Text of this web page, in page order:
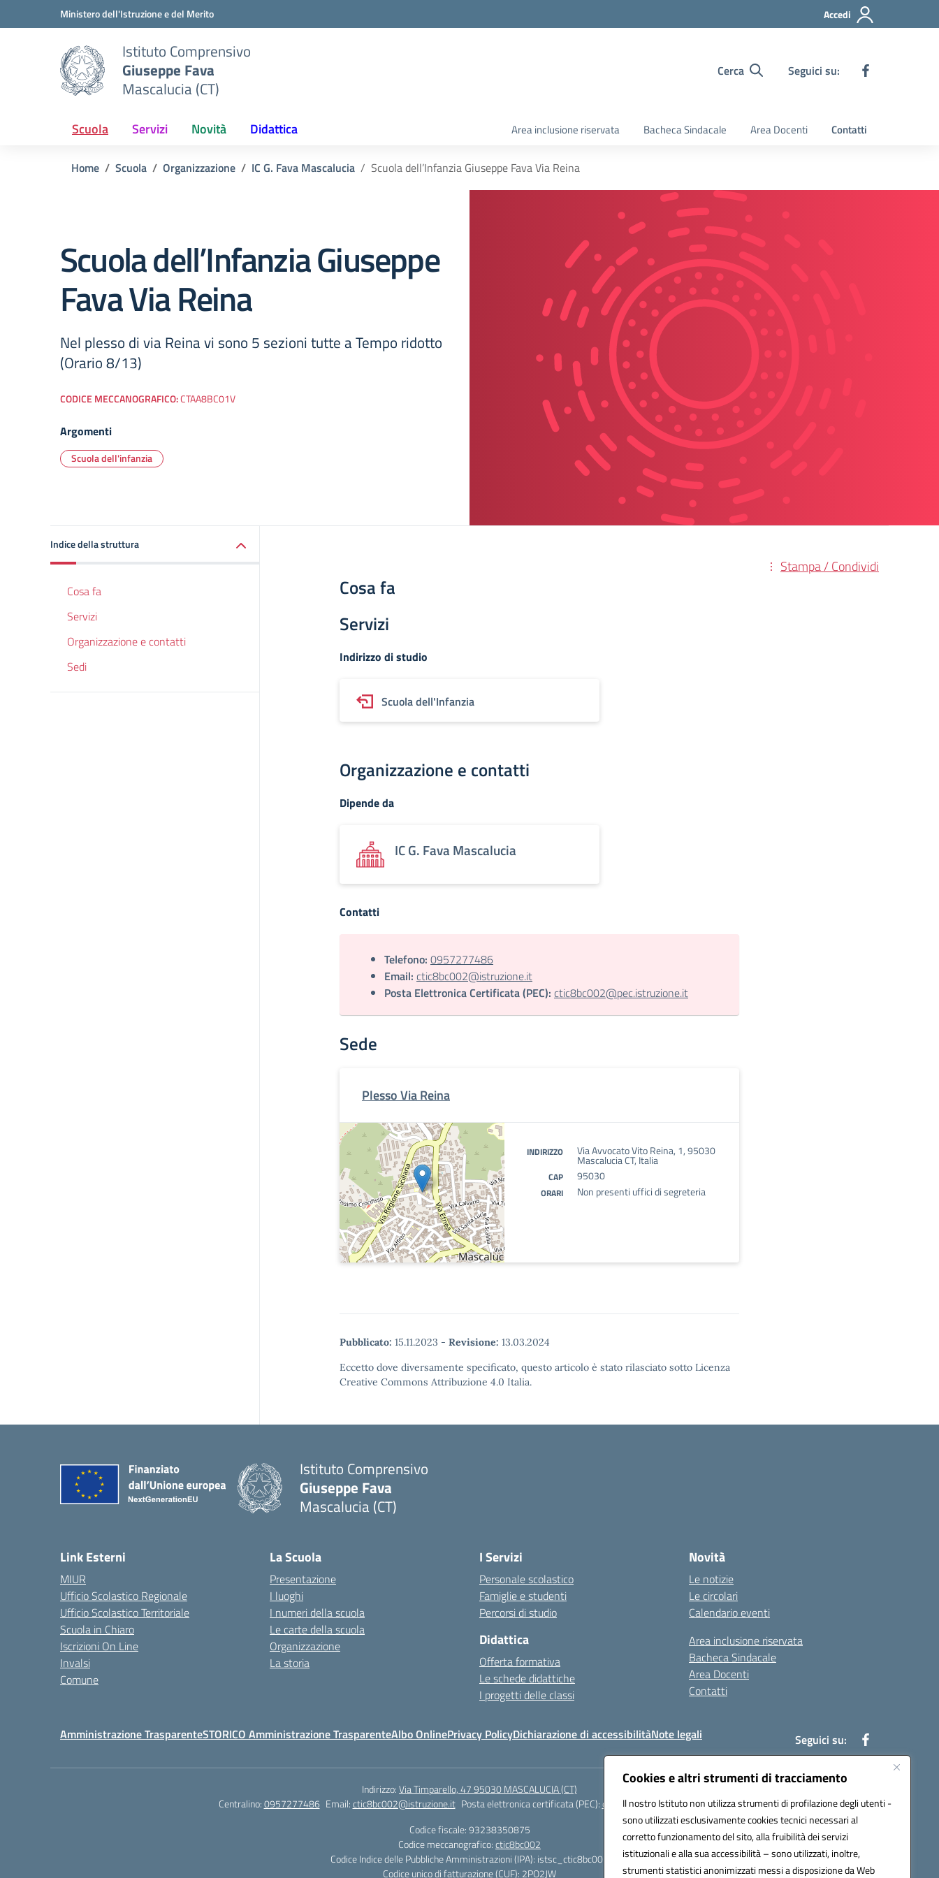
Cookies e altri strumenti di tracciamento
Il nostro Istituto non utilizza strumenti di profilazione degli utenti -
sono utilizzati esclusivamente cookies tecnici necessari al
corretto funzionamento del sito, alla fruibilità dei servizi
istituzionali e alla sua accessibilità – sono utilizzati, inoltre,
strumenti statistici anonimizzati messi a disposizione da Web
Vai ai contenuti
Vai al menu di navigazioneMinistero dell'Istruzione e del Merito Accedi
Istituto Comprensivo
Giuseppe Fava
Mascalucia (CT)
Cerca Seguici su:
Scuola Servizi Novità Didattica Area inclusione riservata Bacheca Sindacale Area Docenti Contatti
Home Scuola Organizzazione IC G. Fava Mascalucia Scuola dell’Infanzia Giuseppe Fava Via Reina
Scuola dell’Infanzia Giuseppe
Fava Via Reina
Nel plesso di via Reina vi sono 5 sezioni tutte a Tempo ridotto
(Orario 8/13)
CODICE MECCANOGRAFICO:CTAA8BC01V
Argomenti
Scuola dell'infanzia
Indice della struttura
Cosa fa
Servizi
Organizzazione e contatti
Sedi
Stampa / Condividi
Cosa fa
Servizi
Indirizzo di studio
Scuola dell'Infanzia
Organizzazione e contatti
Dipende da
IC G. Fava Mascalucia
Contatti
Telefono: 0957277486
Email: ctic8bc002@istruzione.it
Posta Elettronica Certificata (PEC): ctic8bc002@pec.istruzione.it
Sede
Plesso Via Reina
INDIRIZZO Via Avvocato Vito Reina, 1, 95030
Mascalucia CT, Italia
CAP 95030
ORARI Non presenti uffici di segreteria
Pubblicato: 15.11.2023 - Revisione: 13.03.2024
Eccetto dove diversamente specificato, questo articolo è stato rilasciato sotto Licenza
Creative Commons Attribuzione 4.0 Italia.
Istituto Comprensivo
Giuseppe Fava
Mascalucia (CT)
Link Esterni
MIUR
Ufficio Scolastico Regionale
Ufficio Scolastico Territoriale
Scuola in Chiaro
Iscrizioni On Line
Invalsi
Comune
La Scuola
Presentazione
I luoghi
I numeri della scuola
Le carte della scuola
Organizzazione
La storia
I Servizi
Personale scolastico
Famiglie e studenti
Percorsi di studio
Didattica
Offerta formativa
Le schede didattiche
I progetti delle classi
Novità
Le notizie
Le circolari
Calendario eventi
Area inclusione riservata
Bacheca Sindacale
Area Docenti
Contatti
Amministrazione TrasparenteSTORICO Amministrazione TrasparenteAlbo OnlinePrivacy PolicyDichiarazione di accessibilitàNote legali Seguici su:
Indirizzo:Via Timparello, 47 95030 MASCALUCIA (CT)
Centralino:0957277486 Email:ctic8bc002@istruzione.it Posta elettronica certificata (PEC):ctic8bc002@pec.istruzione.it
Codice fiscale: 93238350875
Codice meccanografico:ctic8bc002
Codice Indice delle Pubbliche Amministrazioni (IPA): istsc_ctic8bc002
Codice unico di fatturazione (CUF): 2PO2JW